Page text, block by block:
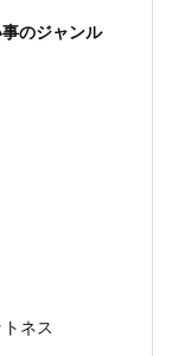
のジャンル
ネス